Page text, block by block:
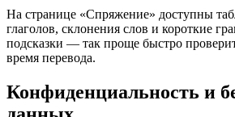
На странице «Спряжение» доступны
глаголов, склонения слов и короткие
подсказки — так проще быстро
время перевода.
Конфиденциальность и